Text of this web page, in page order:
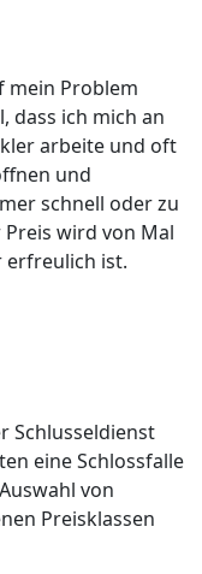
mein Problem
dass ich mich an
arbeite und oft
und
schnell oder zu
wird von Mal
erfreulich ist.
Schlusseldienst
eine Schlossfalle
von
Preisklassen